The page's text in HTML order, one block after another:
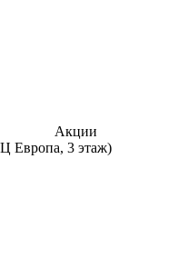
Акции
Европа, 3 этаж)